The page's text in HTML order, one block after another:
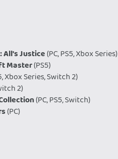
All's Justice (PC, PS5, Xbox Series)
Master(PS5)
Xbox Series, Switch 2)
2)
(PC, PS5, Switch)
(PC)